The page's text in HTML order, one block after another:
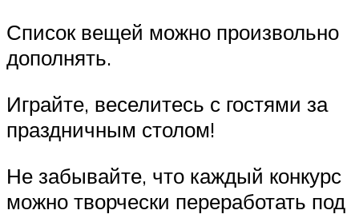
Список вещей можно произвольно
дополнять.
Играйте, веселитесь с гостями за
праздничным столом!
Не забывайте, что каждый конкурс
можно творчески переработать под